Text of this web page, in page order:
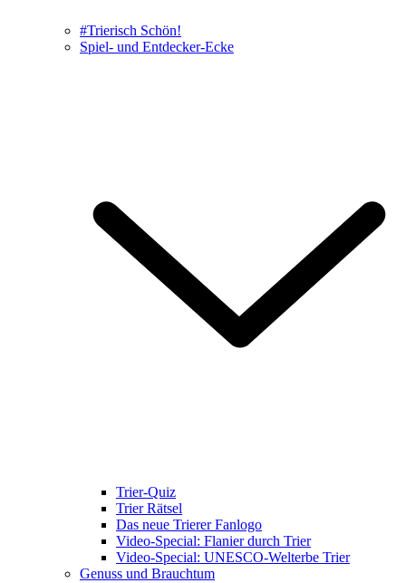
#Trierisch Schön!
Spiel- und Entdecker-Ecke
Trier-Quiz
Trier Rätsel
Das neue Trierer Fanlogo
Video-Special: Flanier durch Trier
Video-Special: UNESCO-Welterbe Trier
Genuss und Brauchtum